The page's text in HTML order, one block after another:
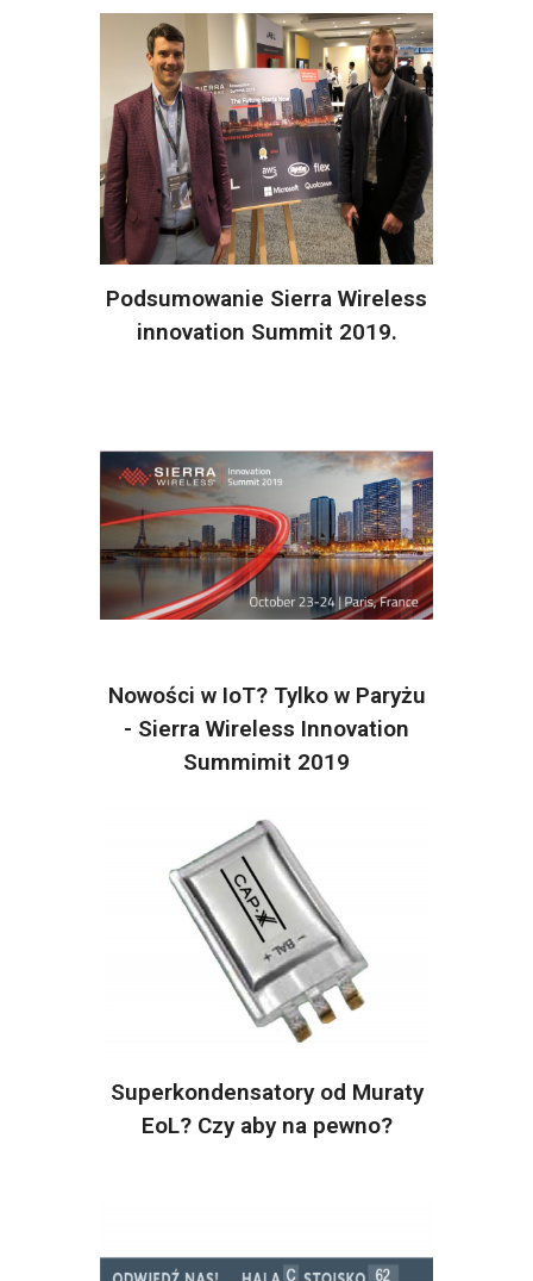
Podsumowanie Sierra Wireless
innovation Summit 2019.
Nowości w IoT? Tylko w Paryżu
- Sierra Wireless Innovation
Summimit 2019
Superkondensatory od Muraty
EoL? Czy aby na pewno?